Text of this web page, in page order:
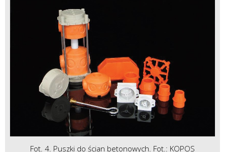
Fot. 4. Puszki do ścian betonowych. Fot.: KOPOS